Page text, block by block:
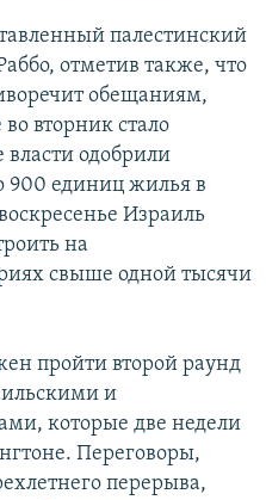
палестинский
отметив также, что
обещаниям,
вторник стало
власти одобрили
900 единиц жилья в
Израиль
на
свыше одной тысячи
пройти второй раунд
и
которые две недели
Переговоры,
перерыва,